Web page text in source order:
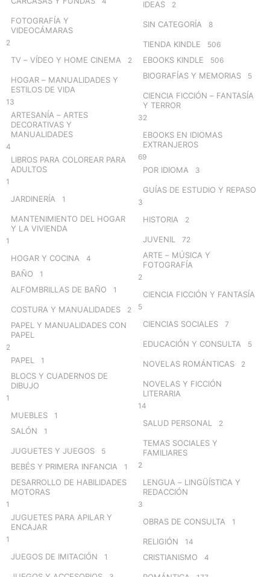
FOTOGRAFÍA Y
VIDEOCÁMARAS
2
TV – VÍDEO Y HOME CINEMA 2
HOGAR – MANUALIDADES Y
ESTILOS DE VIDA
13
ARTESANÍA – ARTES
DECORATIVAS Y
MANUALIDADES
4
LIBROS PARA COLOREAR PARA
ADULTOS
1
JARDINERÍA 1
MANTENIMIENTO DEL HOGAR
Y LA VIVIENDA
1
HOGAR Y COCINA 4
BAÑO 1
ALFOMBRILLAS DE BAÑO 1
COSTURA Y MANUALIDADES 2
PAPEL Y MANUALIDADES CON
PAPEL
2
PAPEL 1
BLOCS Y CUADERNOS DE
DIBUJO
1
MUEBLES 1
SALÓN 1
JUGUETES Y JUEGOS 5
BEBÉS Y PRIMERA INFANCIA 1
DESARROLLO DE HABILIDADES
MOTORAS
1
JUGUETES PARA APILAR Y
ENCAJAR
1
JUEGOS DE IMITACIÓN 1
IDEAS 2
SIN CATEGORÍA 8
TIENDA KINDLE 506
EBOOKS KINDLE 506
BIOGRAFÍAS Y MEMORIAS 5
CIENCIA FICCIÓN – FANTASÍA
Y TERROR
32
EBOOKS EN IDIOMAS
EXTRANJEROS
69
POR IDIOMA 3
GUÍAS DE ESTUDIO Y REPASO
3
HISTORIA 2
JUVENIL 72
ARTE – MÚSICA Y
FOTOGRAFÍA
2
CIENCIA FICCIÓN Y FANTASÍA
5
CIENCIAS SOCIALES 7
EDUCACIÓN Y CONSULTA 5
NOVELAS ROMÁNTICAS 2
NOVELAS Y FICCIÓN
LITERARIA
14
SALUD PERSONAL 2
TEMAS SOCIALES Y
FAMILIARES
2
LENGUA – LINGÜÍSTICA Y
REDACCIÓN
3
OBRAS DE CONSULTA 1
RELIGIÓN 14
CRISTIANISMO 4